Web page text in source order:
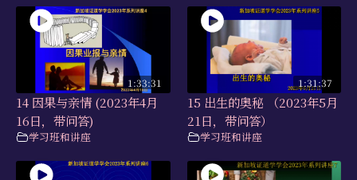
联系我们
1:33:31
14 因果与亲情 (2023年4月
16日，带问答)
学习班和讲座
1:31:37
15 出生的奥秘 （2023年5月
21日，带问答）
学习班和讲座